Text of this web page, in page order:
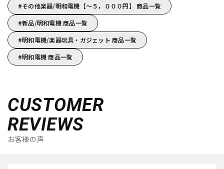
その他楽器/明和電機【～５，０００円】 商品一覧
新品/明和電機 商品一覧
明和電機/楽器玩具・ガジェット 商品一覧
明和電機 商品一覧
CUSTOMER
REVIEWS
お客様の声